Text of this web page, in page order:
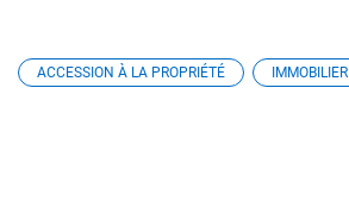
ACCESSION À LA PROPRIÉTÉ IMMOBILIER